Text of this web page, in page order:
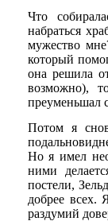
Что
набраться
мужество
который
она решила
возможно),
преуменьшал
Потом я
Но я имел
ними
постели,
добрее всех.
раздумий